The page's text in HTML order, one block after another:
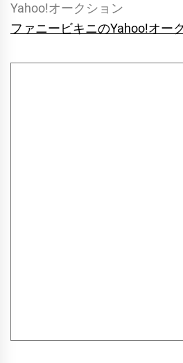
Yahoo!オークション
ファニービキニのYahoo!オー